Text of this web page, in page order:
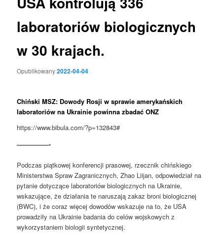
laboratoriów biologicznych
w 30 krajach.
Opublikowany2022-04-04
Chiński MSZ: Dowody Rosji w sprawie amerykańskich
laboratoriów na Ukrainie powinna zbadać ONZ
https://www.bibula.com/?p=132843#
—————-
Podczas piątkowej konferencji prasowej, rzecznik chińskiego
Ministerstwa Spraw Zagranicznych, Zhao Liijan, odpowiedział na
pytanie dotyczące laboratoriów biologicznych na Ukrainie,
wskazujące, że działania te naruszają zakaz broni biologicznej
(BWC), i że coraz więcej dowodów wskazuje na to, że USA
prowadziły na Ukrainie badania do celów wojskowych z
wykorzystaniem biologii syntetycznej.